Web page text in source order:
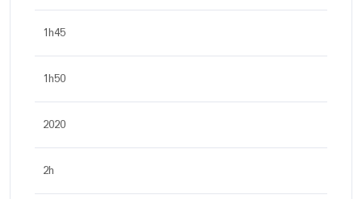
1h45
1h50
2020
2h